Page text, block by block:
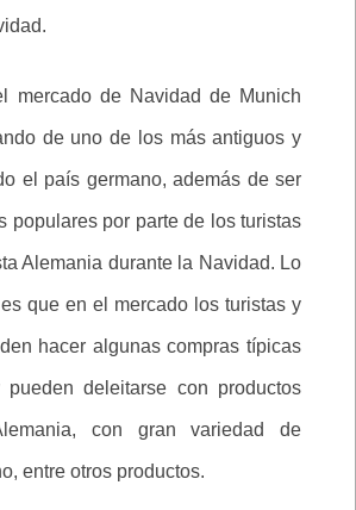
mercado de Navidad de Munich
de uno de los más antiguos y
el país germano, además de ser
populares por parte de los turistas
Alemania durante la Navidad. Lo
que en el mercado los turistas y
hacer algunas compras típicas
deleitarse con productos
con gran variedad de
entre otros productos.